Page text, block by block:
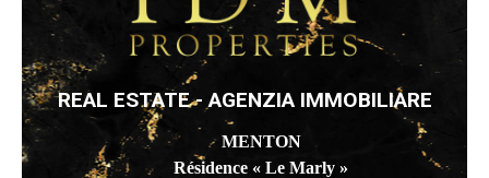
REAL ESTATE - AGENZIA IMMOBILIARE
MENTON
Résidence « Le Marly »